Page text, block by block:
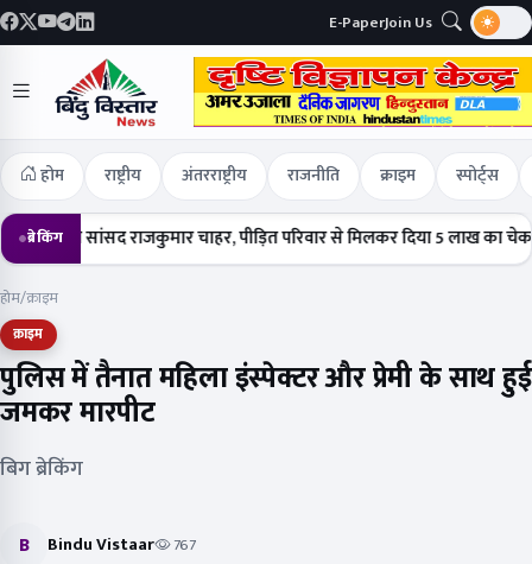
E-PaperJoin Us
होम राष्ट्रीय अंतरराष्ट्रीय राजनीति क्राइम स्पोर्ट्स
ब्रेकिंग
सांसद राजकुमार चाहर, पीड़ित परिवार से मिलकर दिया 5 लाख का चेक
होम/क्राइम
क्राइम
पुलिस में तैनात महिला इंस्पेक्टर और प्रेमी के साथ हुई
जमकर मारपीट
बिग ब्रेकिंग
B Bindu Vistaar 767